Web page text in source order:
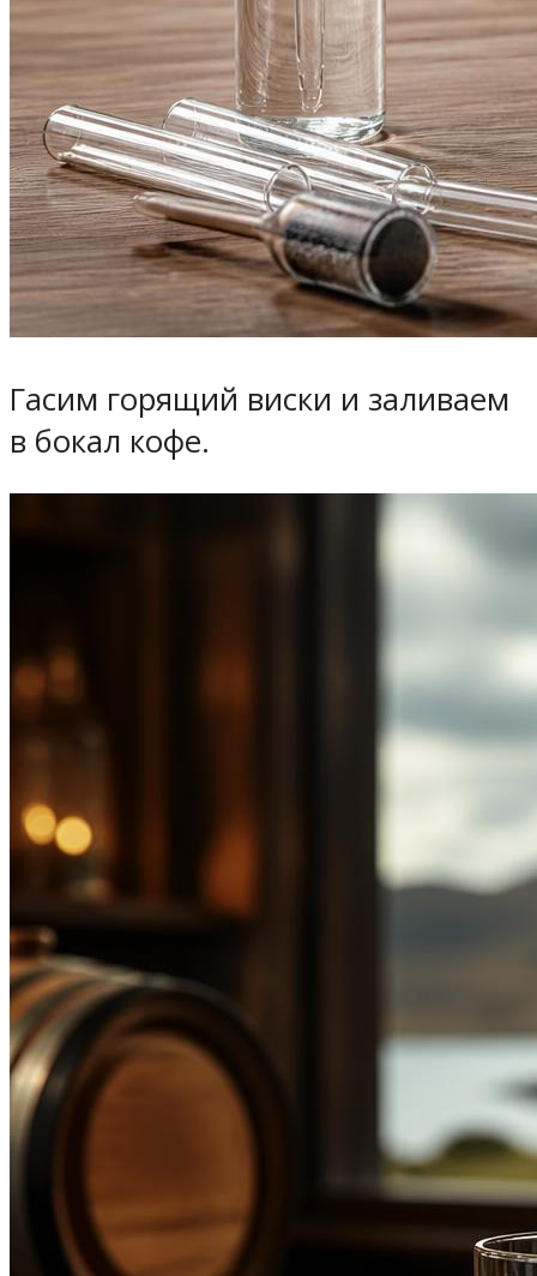
Гасим горящий виски и заливаем
в бокал кофе.